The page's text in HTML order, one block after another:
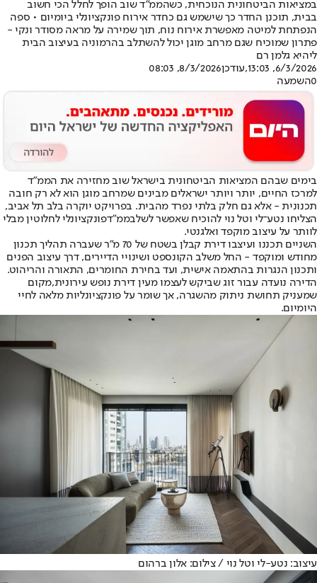
במציאות הביטחונית הנוכחית, כשהממ״ד שוב הופך לחלל הכי חשוב
בבית, תוכנן החדר כך שישמש גם כחדר אירוח פונקציונלי ביומיום • ספה
הנפתחת למיטה מאפשרת אירוח נוח, תוך שמירה על מראה מסודר ונקי -
פתרון שמוכיח שגם מרחב מוגן יכול להשתלב בהרמוניה בעיצוב הבית
ליהיא גלמן רם
6/3/2026, 13:03
,עודכן8/3/2026, 08:03
0השמעה
בימים שבהם המציאות הביטחונית בישראל שוב מחזירה את הממ״ד
למרכז החיים, יותר ויותר ישראלים מבינים שמרחב מוגן הוא לא רק חובה
תכנונית - אלא גם חלק בלתי נפרד מהבית. בפרויקט יוקרה בלב תל אביב,
הצליחו נטע־לי וטל נוי להוכיח שאפשר לשלבממ״דפונקציונלי לחלוטין מבלי
לוותר על עיצוב מוקפד ואלגנטי.
השניים תכננו ועיצבו דירת קבלן בשטח של 70 מ"ר שעברה תהליך תכנון
מחודש ומוקפד - החל משלב הקונספט ושינויי הדיירים, דרך עיצוב הפנים
ותכנון הנגרות בהתאמה אישית, ועד בחירת החומרים, התאורה והריהוט.
הדירה נועדה עבור זוג שביקש לעצמו מעין דירת נופש עירונית,מקום
שמעניק תחושת ניתוק מהשגרה, אך שומר על פונקציונליות מלאה לחיי
היומיום.
עיצוב: נטע-לי וטל נוי / צילום: אלון ברהום